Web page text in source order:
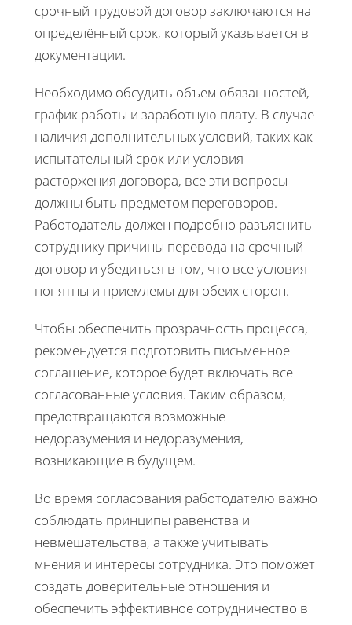
срочный трудовой договор заключаются на
определённый срок, который указывается в
документации.
Необходимо обсудить объем обязанностей,
график работы и заработную плату. В случае
наличия дополнительных условий, таких как
испытательный срок или условия
расторжения договора, все эти вопросы
должны быть предметом переговоров.
Работодатель должен подробно разъяснить
сотруднику причины перевода на срочный
договор и убедиться в том, что все условия
понятны и приемлемы для обеих сторон.
Чтобы обеспечить прозрачность процесса,
рекомендуется подготовить письменное
соглашение, которое будет включать все
согласованные условия. Таким образом,
предотвращаются возможные
недоразумения и недоразумения,
возникающие в будущем.
Во время согласования работодателю важно
соблюдать принципы равенства и
невмешательства, а также учитывать
мнения и интересы сотрудника. Это поможет
создать доверительные отношения и
обеспечить эффективное сотрудничество в